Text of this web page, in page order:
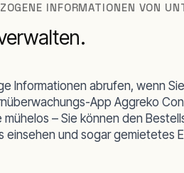
INFORMATIONEN VON
Informationen abrufen, wenn
App Aggreko
mühelos – Sie können den
einsehen und sogar gemietetes